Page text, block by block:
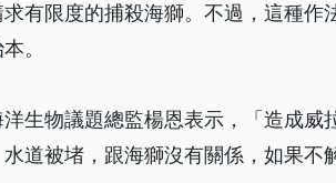
有限度的捕殺海獅。不過，這種作
。
生物議題總監楊恩表示，「造成
道被堵，跟海獅沒有關係，如果不